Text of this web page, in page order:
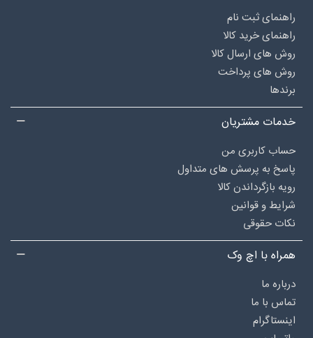
راهنمای ثبت نام
راهنمای خرید کالا
روش های ارسال کالا
روش های پرداخت
برندها
خدمات مشتریان
حساب کاربری من
پاسخ به پرسش های متداول
رویه بازگرداندن کالا
شرایط و قوانین
نکات حقوقی
همراه با اچ وک
درباره‌ ما
تماس با ما
اینستاگرام